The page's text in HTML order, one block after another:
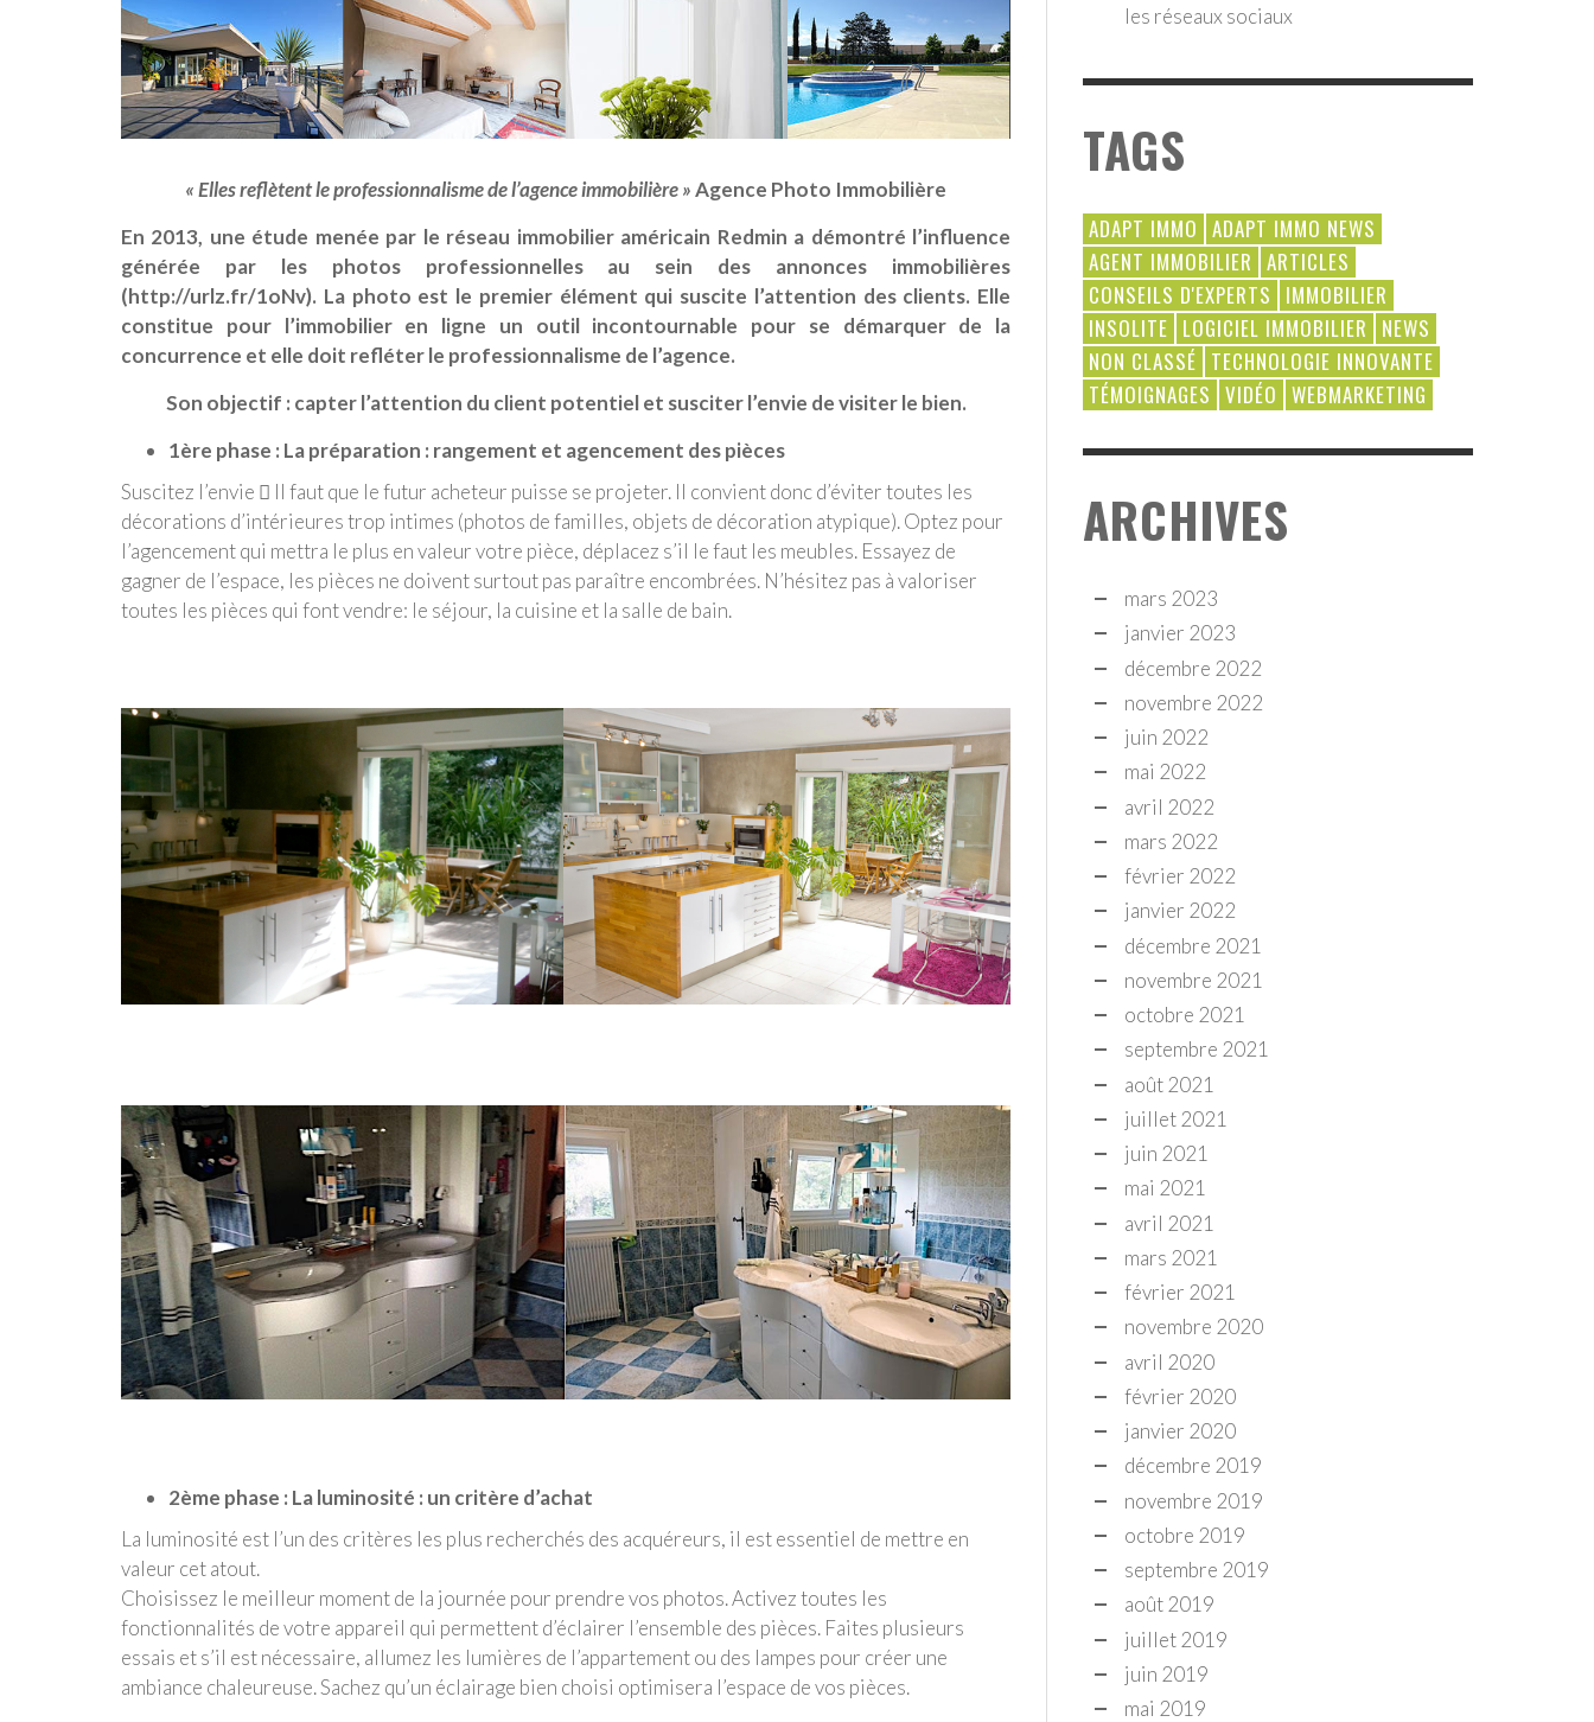
« Elles reflètent le professionnalisme de l’agence immobilière »Agence Photo Immobilière
En 2013, une étude menée par le réseau immobilier américain Redmin a démontré l’influence
générée par les photos professionnelles au sein des annonces immobilières
(http://urlz.fr/1oNv). La photo est le premier élément qui suscite l’attention des clients. Elle
constitue pour l’immobilier en ligne un outil incontournable pour se démarquer de la
concurrence et elle doit refléter le professionnalisme de l’agence.
Son objectif : capter l’attention du client potentiel et susciter l’envie de visiter le bien.
1ère phase : La préparation : rangement et agencement des pièces
Suscitez l’envie  Il faut que le futur acheteur puisse se projeter. Il convient donc d’éviter toutes les
décorations d’intérieures trop intimes (photos de familles, objets de décoration atypique). Optez pour
l’agencement qui mettra le plus en valeur votre pièce, déplacez s’il le faut les meubles. Essayez de
gagner de l’espace, les pièces ne doivent surtout pas paraître encombrées. N’hésitez pas à valoriser
toutes les pièces qui font vendre: le séjour, la cuisine et la salle de bain.
2ème phase : La luminosité : un critère d’achat
La luminosité est l’un des critères les plus recherchés des acquéreurs, il est essentiel de mettre en
valeur cet atout.
Choisissez le meilleur moment de la journée pour prendre vos photos. Activez toutes les
fonctionnalités de votre appareil qui permettent d’éclairer l’ensemble des pièces. Faites plusieurs
essais et s’il est nécessaire, allumez les lumières de l’appartement ou des lampes pour créer une
ambiance chaleureuse. Sachez qu’un éclairage bien choisi optimisera l’espace de vos pièces.
les réseaux sociaux
TAGS
ADAPT IMMO ADAPT IMMO NEWS
AGENT IMMOBILIER ARTICLES
CONSEILS D'EXPERTS IMMOBILIER
INSOLITE LOGICIEL IMMOBILIER NEWS
NON CLASSÉ TECHNOLOGIE INNOVANTE
TÉMOIGNAGES VIDÉO WEBMARKETING
ARCHIVES
mars 2023
janvier 2023
décembre 2022
novembre 2022
juin 2022
mai 2022
avril 2022
mars 2022
février 2022
janvier 2022
décembre 2021
novembre 2021
octobre 2021
septembre 2021
août 2021
juillet 2021
juin 2021
mai 2021
avril 2021
mars 2021
février 2021
novembre 2020
avril 2020
février 2020
janvier 2020
décembre 2019
novembre 2019
octobre 2019
septembre 2019
août 2019
juillet 2019
juin 2019
mai 2019